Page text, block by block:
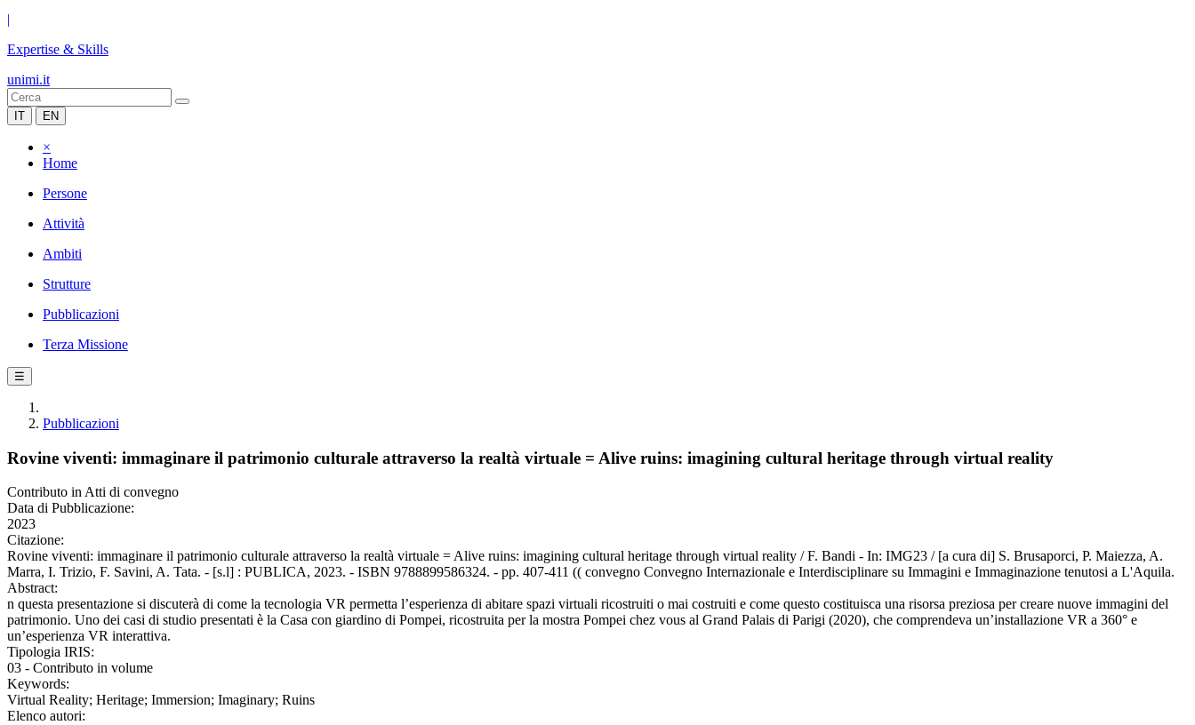
|
Expertise & Skills
unimi.it
IT EN
×
Home
Persone
Attività
Ambiti
Strutture
Pubblicazioni
Terza Missione
☰
Pubblicazioni
Rovine viventi: immaginare il patrimonio culturale attraverso la realtà virtuale = Alive ruins: imagining cultural heritage through virtual reality
Contributo in Atti di convegno
Data di Pubblicazione:
2023
Citazione:
Rovine viventi: immaginare il patrimonio culturale attraverso la realtà virtuale = Alive ruins: imagining cultural heritage through virtual reality / F. Bandi - In: IMG23 / [a cura di] S. Brusaporci, P. Maiezza, A.
Marra, I. Trizio, F. Savini, A. Tata. - [s.l] : PUBLICA, 2023. - ISBN 9788899586324. - pp. 407-411 (( convegno Convegno Internazionale e Interdisciplinare su Immagini e Immaginazione tenutosi a L'Aquila.
Abstract:
n questa presentazione si discuterà di come la tecnologia VR permetta l’esperienza di abitare spazi virtuali ricostruiti o mai costruiti e come questo costituisca una risorsa preziosa per creare nuove immagini del
patrimonio. Uno dei casi di studio presentati è la Casa con giardino di Pompei, ricostruita per la mostra Pompei chez vous al Grand Palais di Parigi (2020), che comprendeva un’installazione VR a 360° e
un’esperienza VR interattiva.
Tipologia IRIS:
03 - Contributo in volume
Keywords:
Virtual Reality; Heritage; Immersion; Imaginary; Ruins
Elenco autori: